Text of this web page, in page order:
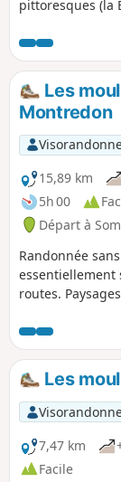
pittoresques (la
et des vues au
Les
Montredon
15,89 km
5h 00
Départ à
Randonnée
essentiellement
routes.
retour jusqu'au
calme reposant
Les
7,47 km
Facile